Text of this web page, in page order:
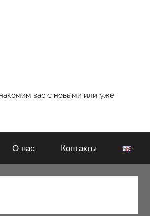
вас с новыми или уже
О нас Контакты